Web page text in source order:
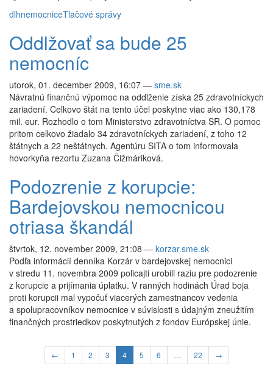
dlhnemocniceTlačové správy
Oddlžovať sa bude 25
nemocníc
utorok, 01. december 2009, 16:07 — sme.sk
Návratnú finančnú výpomoc na oddlženie získa 25 zdravotníckych
zariadení. Celkovo štát na tento účel poskytne viac ako 130,178
mil. eur. Rozhodlo o tom Ministerstvo zdravotníctva SR. O pomoc
pritom celkovo žiadalo 34 zdravotníckych zariadení, z toho 12
štátnych a 22 neštátnych. Agentúru SITA o tom informovala
hovorkyňa rezortu Zuzana Čižmáriková.
Podozrenie z korupcie:
Bardejovskou nemocnicou
otriasa škandál
štvrtok, 12. november 2009, 21:08 — korzar.sme.sk
Podľa informácií denníka Korzár v bardejovskej nemocnici
v stredu 11. novembra 2009 policajti urobili raziu pre podozrenie
z korupcie a prijímania úplatku. V ranných hodinách Úrad boja
proti korupcii mal vypočuť viacerých zamestnancov vedenia
a spolupracovníkov nemocnice v súvislosti s údajným zneužitím
finančných prostriedkov poskytnutých z fondov Európskej únie.
← 1 2 3 4 5 6 22 →